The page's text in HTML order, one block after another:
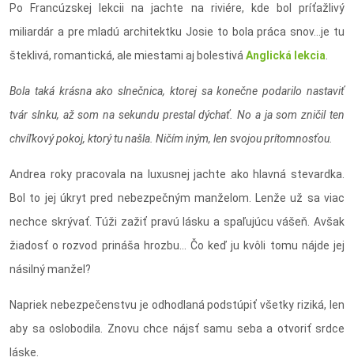
Po Francúzskej lekcii na jachte na riviére, kde bol príťažlivý
miliardár a pre mladú architektku Josie to bola práca snov...je tu
šteklivá, romantická, ale miestami aj bolestivá Anglická lekcia
Bola taká krásna ako slnečnica, ktorej sa konečne podarilo nastaviť
tvár slnku, až som na sekundu prestal dýchať. No a ja som zničil ten
chvíľkový pokoj, ktorý tu našla. Ničím iným, len svojou prítomnosťou.
Andrea roky pracovala na luxusnej jachte ako hlavná stevardka.
Bol to jej úkryt pred nebezpečným manželom. Lenže už sa viac
nechce skrývať. Túži zažiť pravú lásku a spaľujúcu vášeň. Avšak
žiadosť o rozvod prináša hrozbu... Čo keď ju kvôli tomu nájde jej
násilný manžel?
Napriek nebezpečenstvu je odhodlaná podstúpiť všetky riziká, len
aby sa oslobodila. Znovu chce nájsť samu seba a otvoriť srdce
láske.